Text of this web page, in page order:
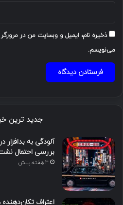
ذخیره نام، ایمیل و وبسایت من در
می‌نویسم.
جدید ترین
بررسی احتمال نشت
3 هفته پیش